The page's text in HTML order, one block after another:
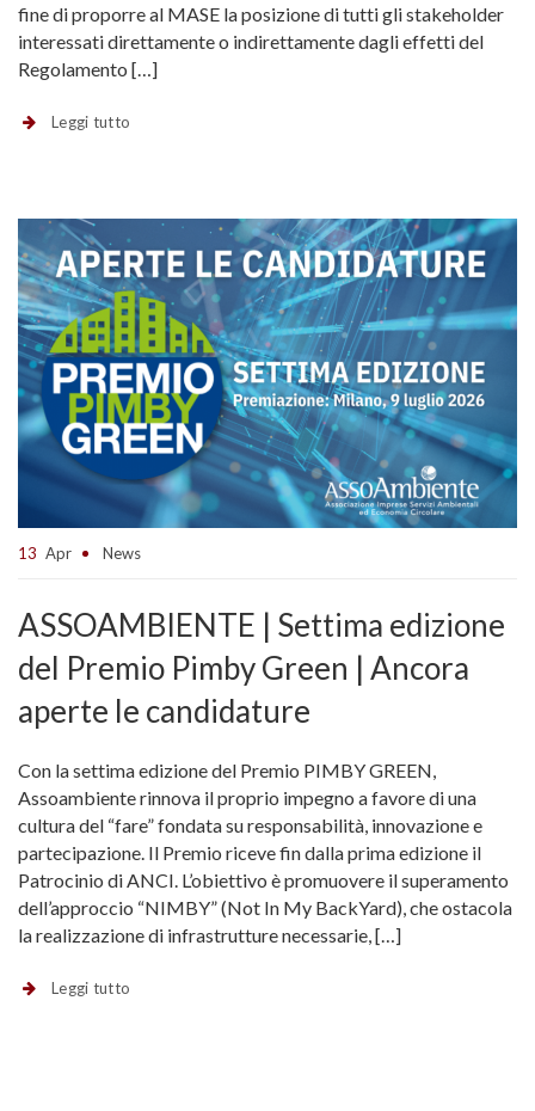
fine di proporre al MASE la posizione di tutti gli stakeholder
interessati direttamente o indirettamente dagli effetti del
Regolamento […]
Leggi tutto
13 Apr News
ASSOAMBIENTE | Settima edizione
del Premio Pimby Green | Ancora
aperte le candidature
Con la settima edizione del Premio PIMBY GREEN,
Assoambiente rinnova il proprio impegno a favore di una
cultura del “fare” fondata su responsabilità, innovazione e
partecipazione. Il Premio riceve fin dalla prima edizione il
Patrocinio di ANCI. L’obiettivo è promuovere il superamento
dell’approccio “NIMBY” (Not In My BackYard), che ostacola
la realizzazione di infrastrutture necessarie, […]
Leggi tutto